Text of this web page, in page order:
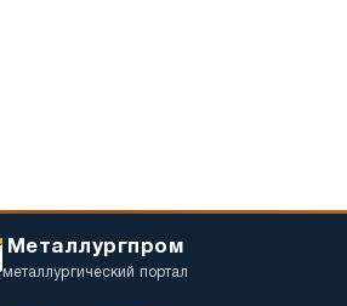
Металлургпром
металлургический портал